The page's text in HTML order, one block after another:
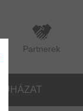
Partnerek
RUHÁZAT